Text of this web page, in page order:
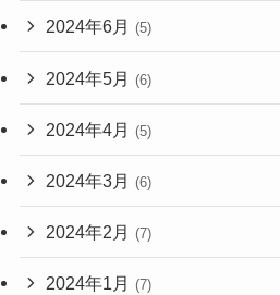
2024年6月 (5)
2024年5月 (6)
2024年4月 (5)
2024年3月 (6)
2024年2月 (7)
2024年1月 (7)